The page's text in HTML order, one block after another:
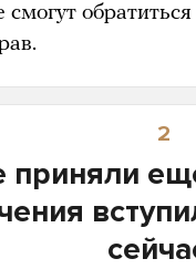
смогут
2
приняли